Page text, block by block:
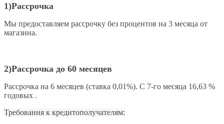
1) Рассрочка
Мы предоставляем рассрочку без процентов на 3 месяца от
магазина.
2)Рассрочка до 60 месяцев
Рассрочка на 6 месяцев (ставка 0,01%). С 7-го месяца 16,63 %
годовых .
Требования к кредитополучателям: